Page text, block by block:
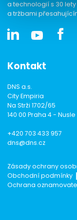
a technologií s 30
a tržbami
Kontakt
DNS a.s.
City Empiria
Na Strži 1702/65
140 00 Praha 4 - Nusle
+420 703 433 957
dns@dns.cz
Zásady ochrany
Obchodní podmínky
Ochrana